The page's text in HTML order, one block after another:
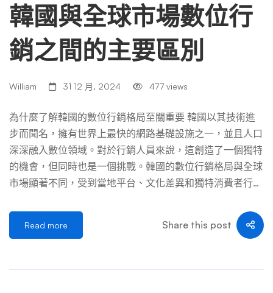
和 TikTok 在韓國迷人的風景中，本地平台優先於Google和
Facebook 等巨頭。這種主導地位的轉變帶來了陰謀和挑
戰，創造了一個了解這些本地平台對於成功的數位行銷至關
重要的環境。 讓我們先討論韓國數位市場的領導者——Na
ver。Naver 擁有韓國搜尋引擎中最大的市場份額，贏得了
擎，它還提供新聞、電子郵件和購物等綜合服務。一個顯著
的特點是其平台，行銷人員可以利用該平台來吸引受眾並提
高他們的自然搜尋排名。然而，要在 Naver 上取得成功，需
要理解其演算法和使用者行為。您的內容應該包含豐富的關
鍵字。它應該與 Navers 特定的 SEO 標準保持一致，以提高
服務的平台，包括搜尋、新聞和電 […] …
韓國與全球市場數位行
銷之間的主要區別
William 31 12 月, 2024 477 views
為什麼了解韓國的數位行銷格局至關重要 韓國以其技術進
步而聞名，擁有世界上最快的網路基礎設施之一，並且人口
深深融入數位領域。對於行銷人員來說，這創造了一個獨特
的機會，但同時也是一個挑戰。韓國的數位行銷格局與全球
市場顯著不同，受到當地平台、文化差異和獨特消費者行為
多西方市場不同，韓國的生態系統以 Naver 和 KakaoTalk 等
本土巨頭為中心。這些平台不僅僅是工具，它們深深嵌入日
Read more Share this post